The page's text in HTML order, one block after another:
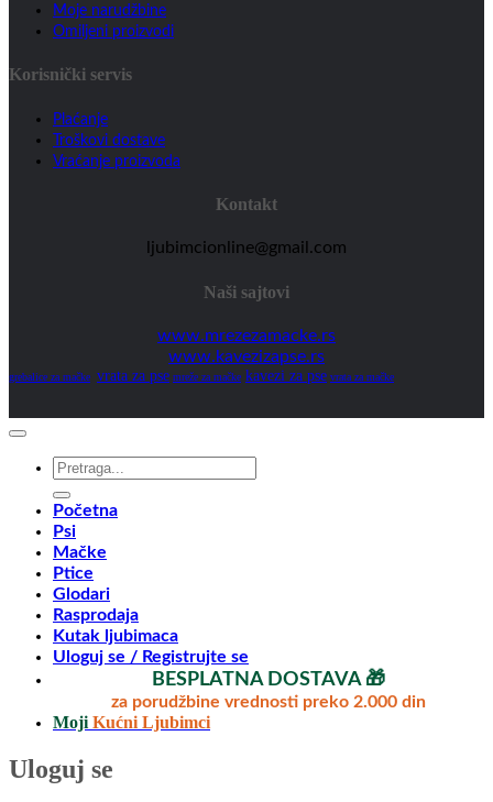
Moje narudžbine
Omiljeni proizvodi
Korisnički servis
Plaćanje
Troškovi dostave
Vraćanje proizvoda
Kontakt
ljubimcionline@gmail.com
Naši sajtovi
www.mrezezamacke.rs
www.kavezizapse.rs
grebalice za mačke vrata za pse mreže za mačke kavezi za pse vrata za mačke
Pretraga
Početna
Psi
Mačke
Ptice
Glodari
Rasprodaja
Kutak ljubimaca
Uloguj se / Registrujte se
BESPLATNA DOSTAVA 🎁
za porudžbine vrednosti preko 2.000 din
Moji Kućni Ljubimci
Uloguj se